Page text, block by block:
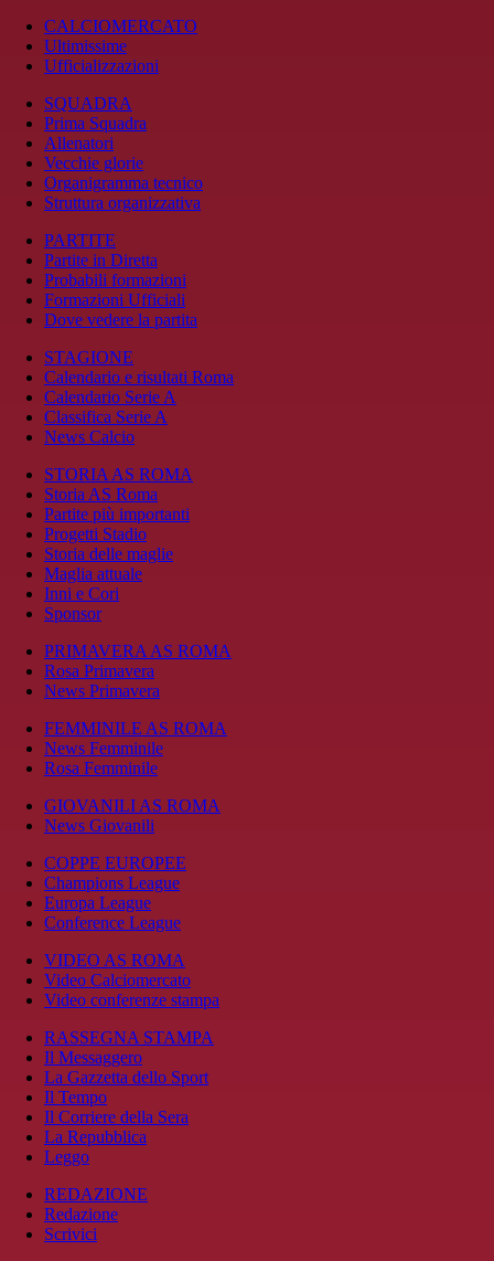
CALCIOMERCATO
Ultimissime
Ufficializzazioni
SQUADRA
Prima Squadra
Allenatori
Vecchie glorie
Organigramma tecnico
Struttura organizzativa
PARTITE
Partite in Diretta
Probabili formazioni
Formazioni Ufficiali
Dove vedere la partita
STAGIONE
Calendario e risultati Roma
Calendario Serie A
Classifica Serie A
News Calcio
STORIA AS ROMA
Storia AS Roma
Partite più importanti
Progetti Stadio
Storia delle maglie
Maglia attuale
Inni e Cori
Sponsor
PRIMAVERA AS ROMA
Rosa Primavera
News Primavera
FEMMINILE AS ROMA
News Femminile
Rosa Femminile
GIOVANILI AS ROMA
News Giovanili
COPPE EUROPEE
Champions League
Europa League
Conference League
VIDEO AS ROMA
Video Calciomercato
Video conferenze stampa
RASSEGNA STAMPA
Il Messaggero
La Gazzetta dello Sport
Il Tempo
Il Corriere della Sera
La Repubblica
Leggo
REDAZIONE
Redazione
Scrivici